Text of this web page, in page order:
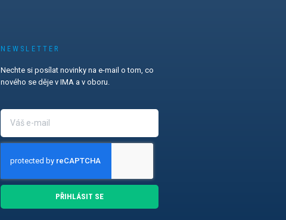
NEWSLETTER
Nechte si posílat novinky na e-mail o tom, co
nového se děje v IMA a v oboru.
PŘIHLÁSIT SE